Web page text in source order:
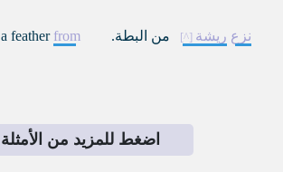
نزع ريشة من البطة. a feather from
اضغط للمزيد من الأمثلة